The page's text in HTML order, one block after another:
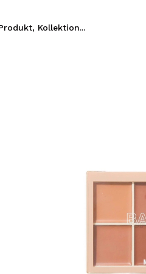
ICH
Einkäufe schnell
ESPAÑOL